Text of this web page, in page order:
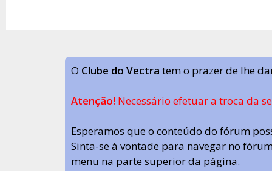
O Clube do Vectra tem o prazer de lhe
Atenção! Necessário efetuar a troca da
Esperamos que o conteúdo do fórum
Sinta-se à vontade para navegar no
menu na parte superior da página.